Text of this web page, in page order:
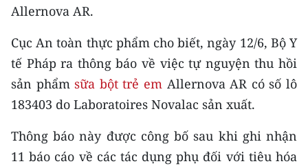
RADIO
MEDIA CENTER
E-Magazine
Video
Media Chính trị
Allernova AR.
Cục An toàn thực phẩm cho biết, ngày 12/6, Bộ Y
tế Pháp ra thông báo về việc tự nguyện thu hồi
sản phẩmsữa bột trẻ em Allernova AR có số lô
183403 do Laboratoires Novalac sản xuất.
Thông báo này được công bố sau khi ghi nhận
11 báo cáo về các tác dụng phụ đối với tiêu hóa